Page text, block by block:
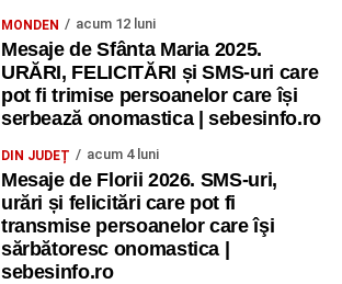
MONDEN acum 12 luni
Mesaje de Sfânta Maria 2025.
URĂRI, FELICITĂRI și SMS-uri care
pot fi trimise persoanelor care își
serbează onomastica | sebesinfo.ro
DIN JUDEȚ acum 4 luni
Mesaje de Florii 2026. SMS-uri,
urări și felicitări care pot fi
transmise persoanelor care îşi
sărbătoresc onomastica |
sebesinfo.ro